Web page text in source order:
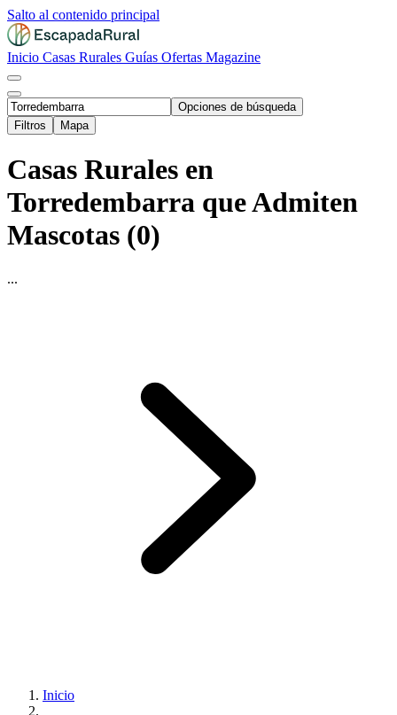
Salto al contenido principal
Inicio Casas Rurales Guías Ofertas Magazine
Opciones de búsqueda
Filtros
Mapa
Casas Rurales en
Torredembarra que Admiten
Mascotas (0)
...
Inicio